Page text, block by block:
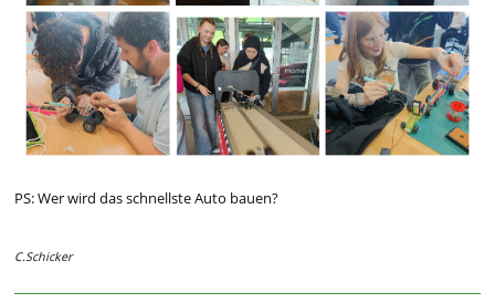
PS: Wer wird das schnellste Auto bauen?
C.Schicker